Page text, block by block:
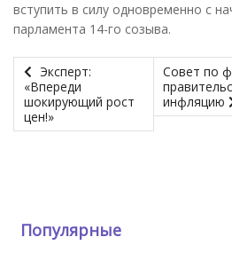
вступить в силу одновременно с
парламента 14-го созыва.
Эксперт:
«Впереди
шокирующий рост
цен!»
Совет по
инфляцию
Популярные